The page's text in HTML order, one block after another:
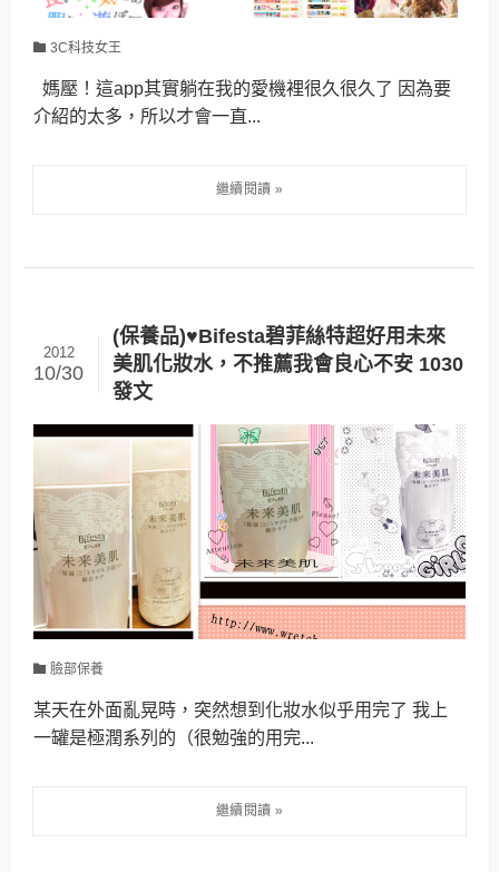
3C科技女王
媽壓！這app其實躺在我的愛機裡很久很久了 因為要
介紹的太多，所以才會一直...
(保養品)♥Bifesta碧菲絲特超好用未來
美肌化妝水，不推薦我會良心不安 1030
發文
2012
10/30
臉部保養
某天在外面亂晃時，突然想到化妝水似乎用完了 我上
一罐是極潤系列的（很勉強的用完...